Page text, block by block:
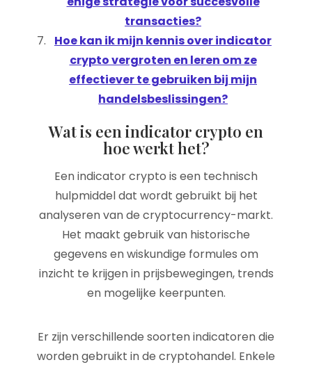
transacties?
Hoe kan ik mijn kennis over indicator
crypto vergroten en leren om ze
effectiever te gebruiken bij mijn
handelsbeslissingen?
Wat is een indicator crypto en
hoe werkt het?
Een indicator crypto is een technisch
hulpmiddel dat wordt gebruikt bij het
analyseren van de cryptocurrency-markt.
Het maakt gebruik van historische
gegevens en wiskundige formules om
inzicht te krijgen in prijsbewegingen, trends
en mogelijke keerpunten.
Er zijn verschillende soorten indicatoren die
worden gebruikt in de cryptohandel. Enkele